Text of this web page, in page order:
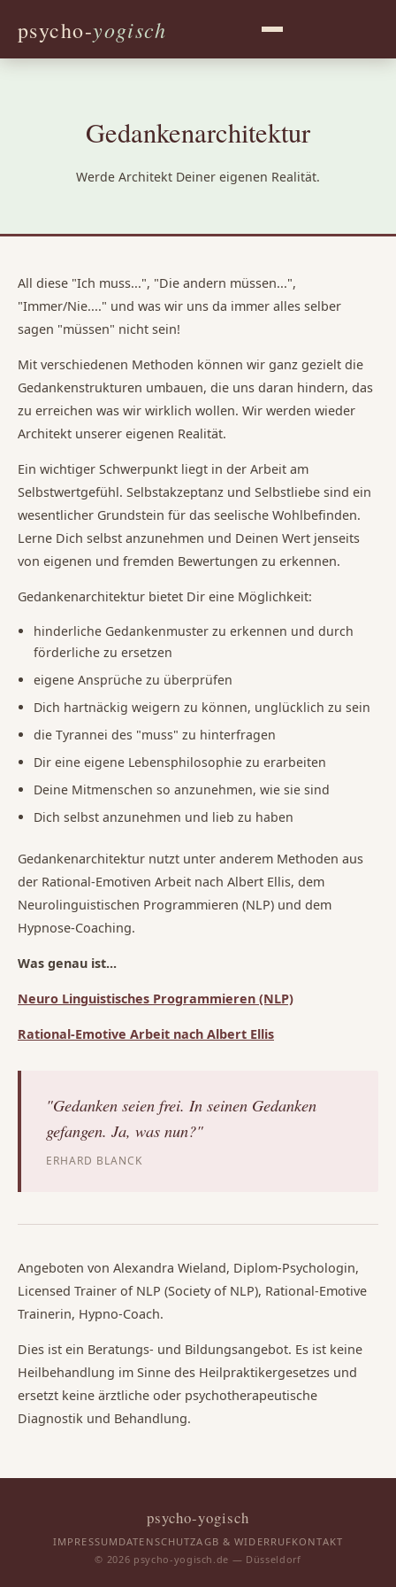
psycho-yogisch
Gedankenarchitektur
Werde Architekt Deiner eigenen Realität.
All diese "Ich muss...", "Die andern müssen...",
"Immer/Nie...." und was wir uns da immer alles selber
sagen "müssen" nicht sein!
Mit verschiedenen Methoden können wir ganz gezielt die
Gedankenstrukturen umbauen, die uns daran hindern, das
zu erreichen was wir wirklich wollen. Wir werden wieder
Architekt unserer eigenen Realität.
Ein wichtiger Schwerpunkt liegt in der Arbeit am
Selbstwertgefühl. Selbstakzeptanz und Selbstliebe sind ein
wesentlicher Grundstein für das seelische Wohlbefinden.
Lerne Dich selbst anzunehmen und Deinen Wert jenseits
von eigenen und fremden Bewertungen zu erkennen.
Gedankenarchitektur bietet Dir eine Möglichkeit:
hinderliche Gedankenmuster zu erkennen und durch
förderliche zu ersetzen
eigene Ansprüche zu überprüfen
Dich hartnäckig weigern zu können, unglücklich zu sein
die Tyrannei des "muss" zu hinterfragen
Dir eine eigene Lebensphilosophie zu erarbeiten
Deine Mitmenschen so anzunehmen, wie sie sind
Dich selbst anzunehmen und lieb zu haben
Gedankenarchitektur nutzt unter anderem Methoden aus
der Rational-Emotiven Arbeit nach Albert Ellis, dem
Neurolinguistischen Programmieren (NLP) und dem
Hypnose-Coaching.
Was genau ist...
Neuro Linguistisches Programmieren (NLP)
Rational-Emotive Arbeit nach Albert Ellis
"Gedanken seien frei. In seinen Gedanken
gefangen. Ja, was nun?"
ERHARD BLANCK
Angeboten von Alexandra Wieland, Diplom-Psychologin,
Licensed Trainer of NLP (Society of NLP), Rational-Emotive
Trainerin, Hypno-Coach.
Dies ist ein Beratungs- und Bildungsangebot. Es ist keine
Heilbehandlung im Sinne des Heilpraktikergesetzes und
ersetzt keine ärztliche oder psychotherapeutische
Diagnostik und Behandlung.
psycho-yogisch
IMPRESSUM DATENSCHUTZAGB & WIDERRUFKONTAKT
© 2026 psycho-yogisch.de — Düsseldorf